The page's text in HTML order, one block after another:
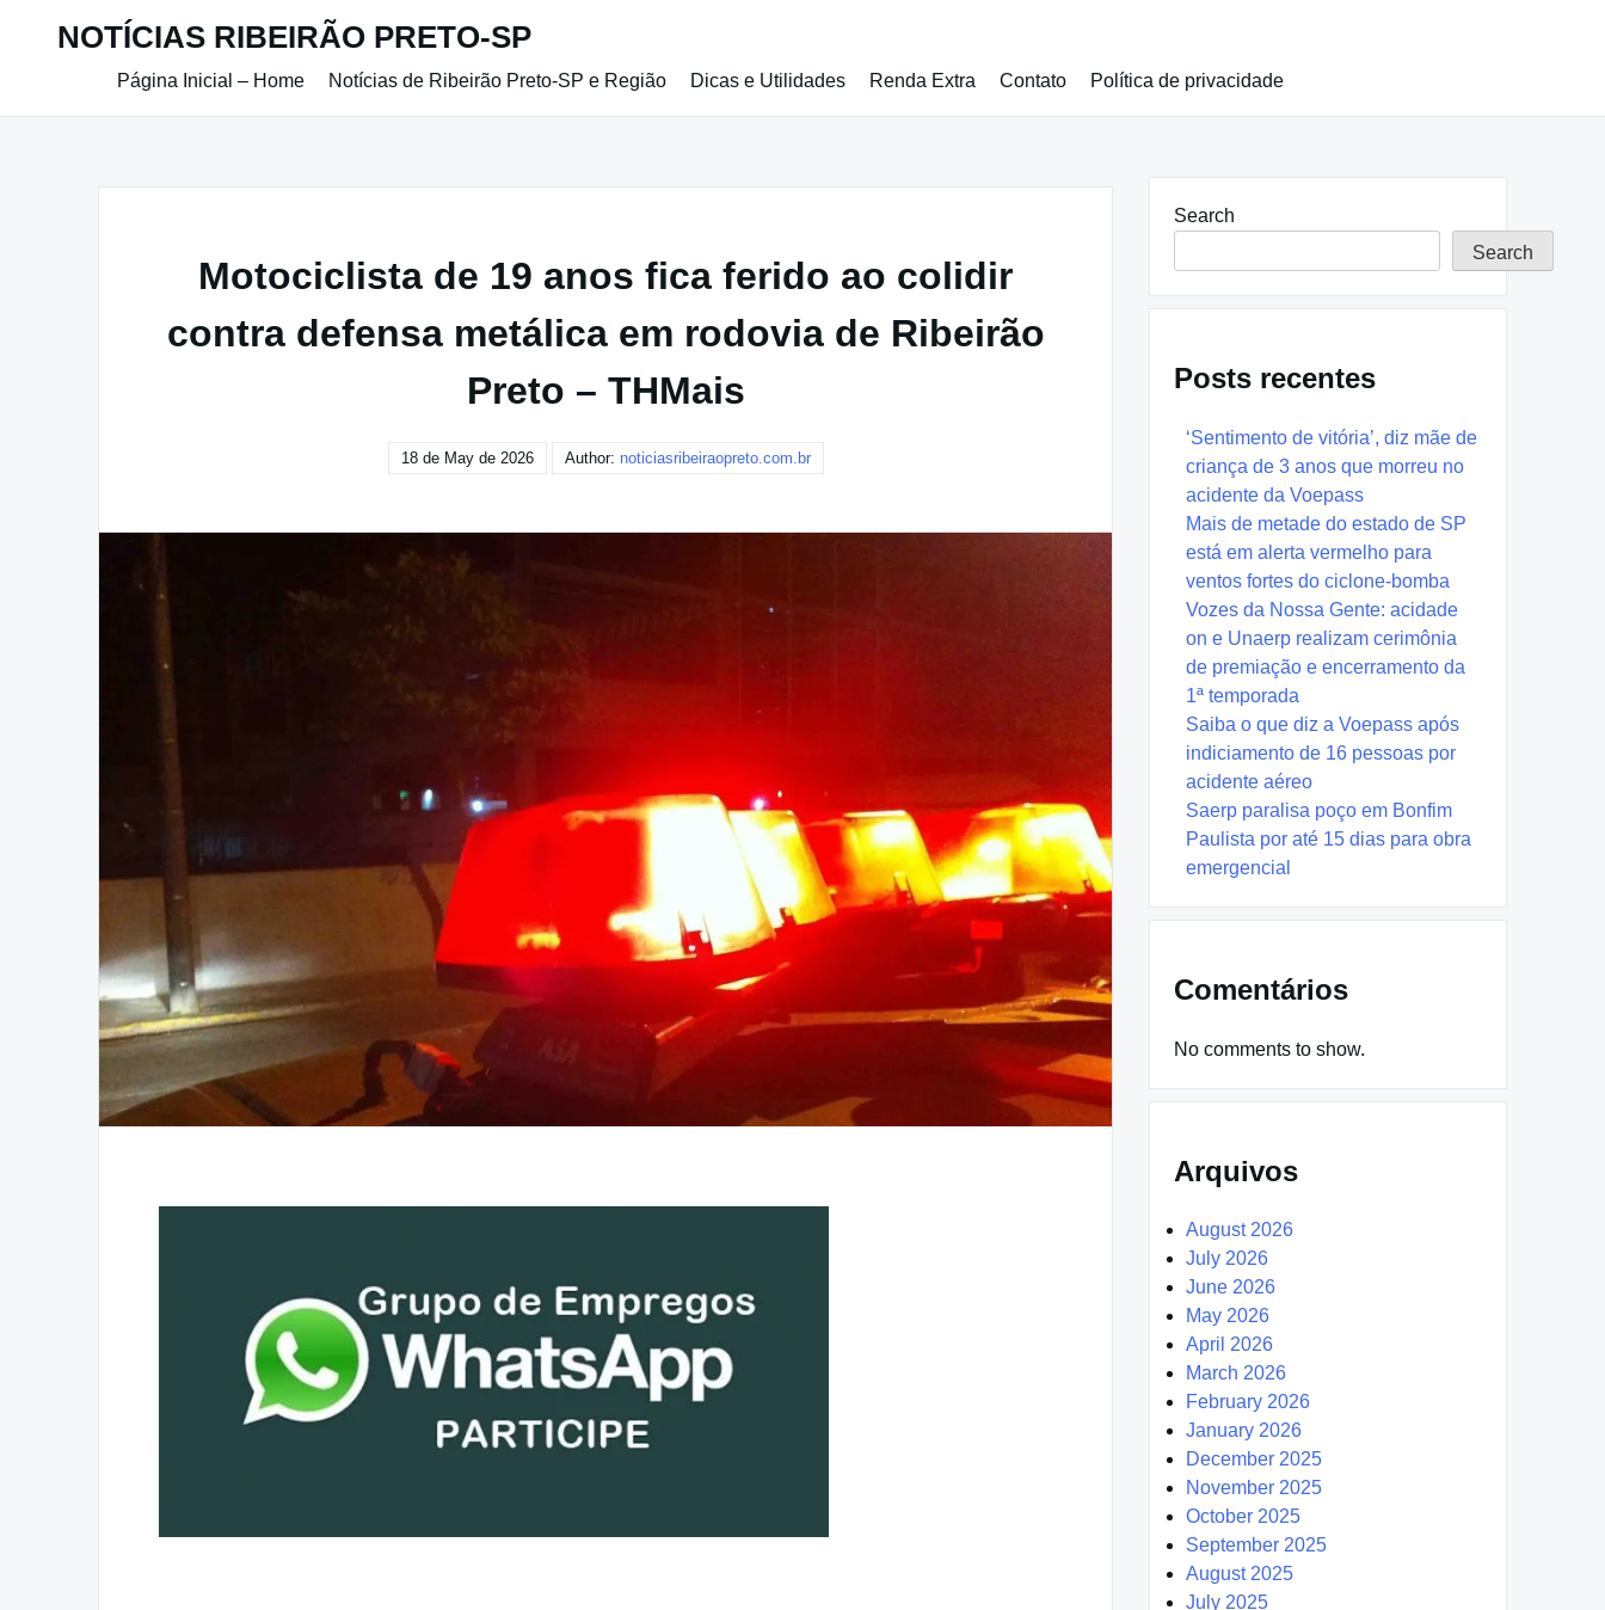
NOTÍCIAS RIBEIRÃO PRETO-SP
Página Inicial – Home Notícias de Ribeirão Preto-SP e Região Dicas e Utilidades Renda Extra Contato Política de privacidade
Motociclista de 19 anos fica ferido ao colidir
contra defensa metálica em rodovia de Ribeirão
Preto – THMais
18 de May de 2026 Author: noticiasribeiraopreto.com.br
Search
Search
Posts recentes
‘Sentimento de vitória’, diz mãe de
criança de 3 anos que morreu no
acidente da Voepass
Mais de metade do estado de SP
está em alerta vermelho para
ventos fortes do ciclone-bomba
Vozes da Nossa Gente: acidade
on e Unaerp realizam cerimônia
de premiação e encerramento da
1ª temporada
Saiba o que diz a Voepass após
indiciamento de 16 pessoas por
acidente aéreo
Saerp paralisa poço em Bonfim
Paulista por até 15 dias para obra
emergencial
Comentários
No comments to show.
Arquivos
August 2026
July 2026
June 2026
May 2026
April 2026
March 2026
February 2026
January 2026
December 2025
November 2025
October 2025
September 2025
August 2025
July 2025